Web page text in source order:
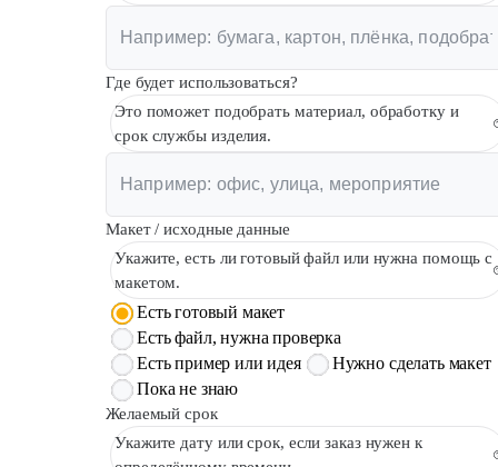
Где будет использоваться?
Это поможет подобрать материал, обработку и
срок службы изделия.
Макет / исходные данные
Укажите, есть ли готовый файл или нужна помощь с
макетом.
Есть готовый макет
Есть файл, нужна проверка
Есть пример или идея
Нужно сделать макет
Пока не знаю
Желаемый срок
Укажите дату или срок, если заказ нужен к